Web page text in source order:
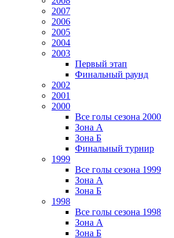
2007
2006
2005
2004
2003
Первый этап
Финальный раунд
2002
2001
2000
Все голы сезона 2000
Зона А
Зона Б
Финальный турнир
1999
Все голы сезона 1999
Зона А
Зона Б
1998
Все голы сезона 1998
Зона А
Зона Б